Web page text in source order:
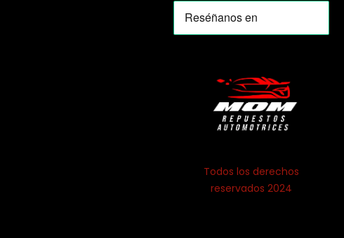
Todos los derechos
reservados 2024